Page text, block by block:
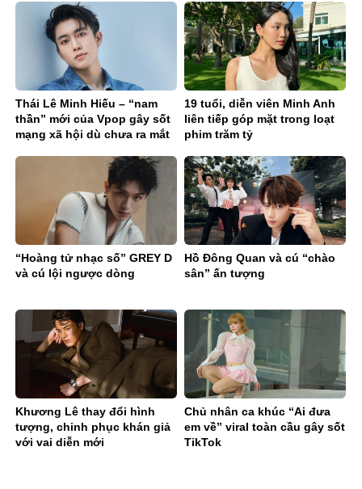
Thái Lê Minh Hiếu – “nam
thần” mới của Vpop gây sốt
mạng xã hội dù chưa ra mắt
19 tuổi, diễn viên Minh Anh
liên tiếp góp mặt trong loạt
phim trăm tỷ
“Hoàng tử nhạc số” GREY D
và cú lội ngược dòng
Hồ Đông Quan và cú “chào
sân” ấn tượng
Khương Lê thay đổi hình
tượng, chinh phục khán giả
với vai diễn mới
Chủ nhân ca khúc “Ai đưa
em về” viral toàn cầu gây sốt
TikTok